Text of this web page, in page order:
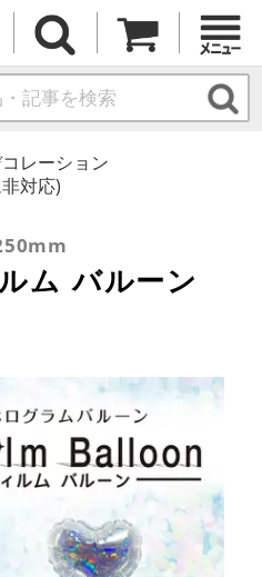
レーション
対応)
ム バルーン